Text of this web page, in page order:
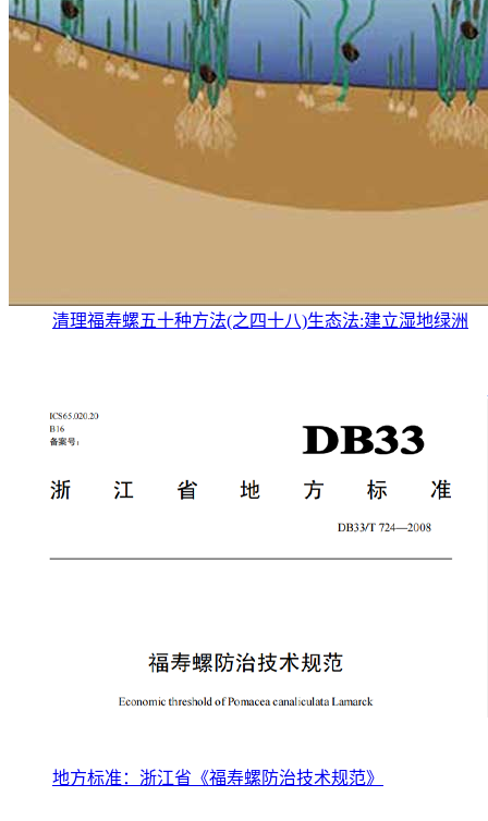
清理福寿螺五十种方法(之四十八)生态法:建立湿地绿洲
地方标准：浙江省《福寿螺防治技术规范》